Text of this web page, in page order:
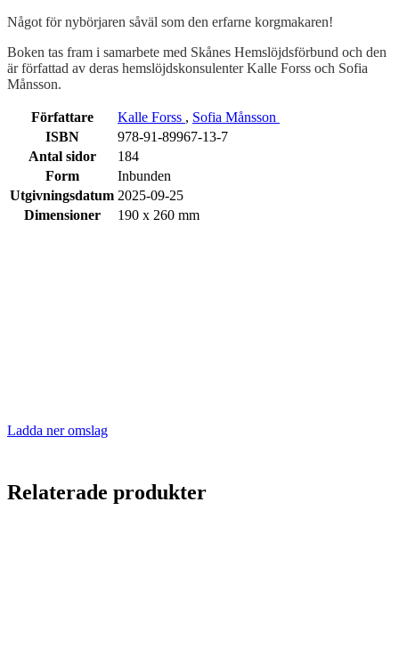
Något för nybörjaren såväl som den erfarne korgmakaren!
Boken tas fram i samarbete med Skånes Hemslöjdsförbund och den
är författad av deras hemslöjdskonsulenter Kalle Forss och Sofia
Månsson.
Författare Kalle Forss , Sofia Månsson
ISBN
978-91-89967-13-7
Antal sidor
184
Form
Inbunden
Utgivningsdatum 2025-09-25
Dimensioner
190 x 260 mm
Ladda ner omslag
Relaterade produkter